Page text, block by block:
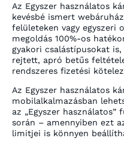
Az Egyszer használatos
kevésbé ismert
felületeken vagy egyszeri
megoldás 100%-os
gyakori csalástípusokat
rejtett, apró betűs
rendszeres fizetési
Az Egyszer használatos
mobilalkalmazásban
az „Egyszer
során – amennyiben ezt
limitjei is könnyen